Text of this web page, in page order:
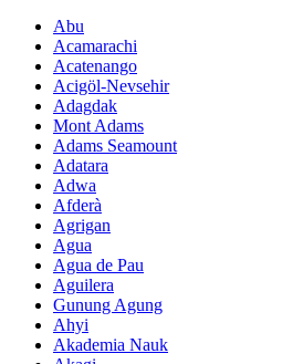
Abu
Acamarachi
Acatenango
Acigöl-Nevsehir
Adagdak
Mont Adams
Adams Seamount
Adatara
Adwa
Afderà
Agrigan
Agua
Agua de Pau
Aguilera
Gunung Agung
Ahyi
Akademia Nauk